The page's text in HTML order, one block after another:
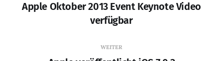
Apple Oktober 2013 Event Keynote Video
verfügbar
WEITER